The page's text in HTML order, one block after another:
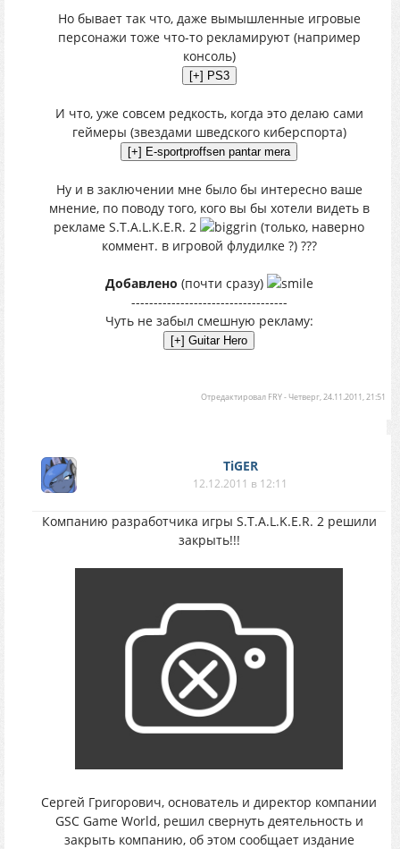
Но бывает так что, даже вымышленные игровые
персонажи тоже что-то рекламируют (например
консоль)
И что, уже совсем редкость, когда это делаю сами
геймеры (звездами шведского киберспорта)
Ну и в заключении мне было бы интересно ваше
мнение, по поводу того, кого вы бы хотели видеть в
рекламе S.T.A.L.K.E.R. 2
(только, наверно
коммент. в игровой флудилке ?) ???
Добавлено (почти сразу)
-----------------------------------
Чуть не забыл смешную рекламу:
Отредактировал FRY-Четверг, 24.11.2011, 21:51
TiGER
12.12.2011 в 12:11
Компанию разработчика игры S.T.A.L.K.E.R. 2 решили
закрыть!!!
Сергей Григорович, основатель и директор компании
GSC Game World, решил свернуть деятельность и
закрыть компанию, об этом сообщает издание